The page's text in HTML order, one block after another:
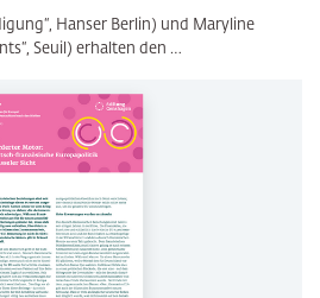
Hanser Berlin) und Maryline
Seuil) erhalten den …